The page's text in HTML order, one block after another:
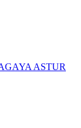
ASTUR